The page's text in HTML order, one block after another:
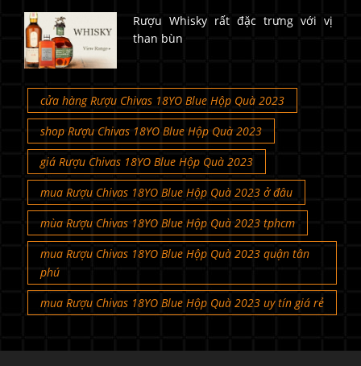
Rượu Whisky rất đặc trưng với vị
than bùn
cửa hàng Rượu Chivas 18YO Blue Hộp Quà 2023
shop Rượu Chivas 18YO Blue Hộp Quà 2023
giá Rượu Chivas 18YO Blue Hộp Quà 2023
mua Rượu Chivas 18YO Blue Hộp Quà 2023 ở đâu
mùa Rượu Chivas 18YO Blue Hộp Quà 2023 tphcm
mua Rượu Chivas 18YO Blue Hộp Quà 2023 quận tân
phú
mua Rượu Chivas 18YO Blue Hộp Quà 2023 uy tín giá rẻ